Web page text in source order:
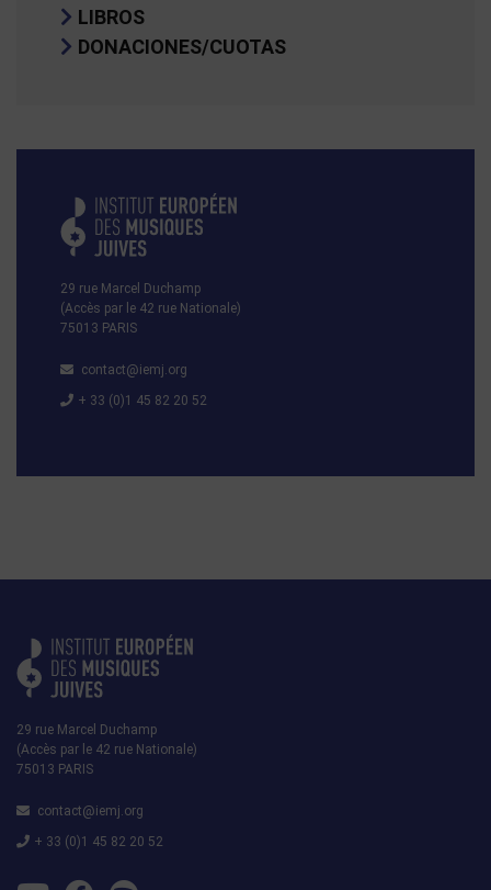
LIBROS
DONACIONES/CUOTAS
29 rue Marcel Duchamp
(Accès par le 42 rue Nationale)
75013 PARIS
contact@iemj.org
+ 33 (0)1 45 82 20 52
29 rue Marcel Duchamp
(Accès par le 42 rue Nationale)
75013 PARIS
contact@iemj.org
+ 33 (0)1 45 82 20 52